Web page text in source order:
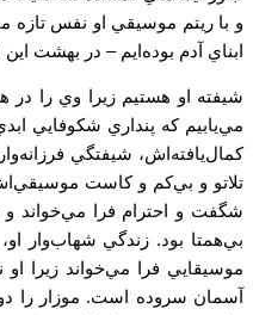
و با ريتم موسيقي او نفس تازه
ابناي آدم بوده‌ايم – در بهشت
شيفته او هستيم زيرا وي را در
مي‌يابيم كه پنداري شكوفايي
كمال‌يافته‌‌اش، شيفتگي
تلاتو و بي‌كم و كاست
شگفت و احترام فرا مي‌خواند و
بي‌همتا بود. زندگي شهاب‌وار
موسيقايي فرا مي‌خواند زيرا
آسمان سروده است. موزار را